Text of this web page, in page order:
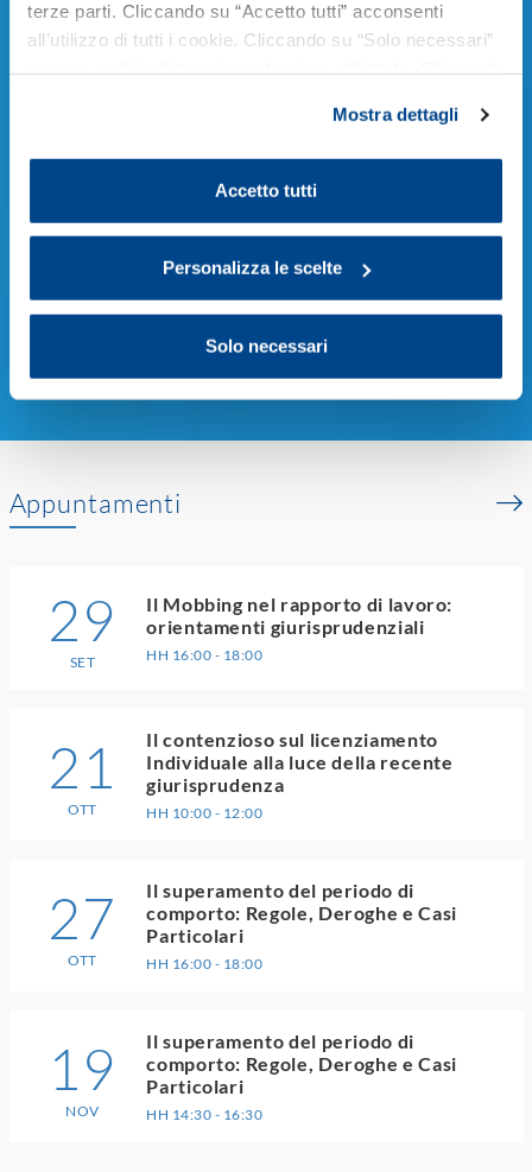
terze parti. Cliccando su “Accetto tutti” acconsenti
all’utilizzo di tutti i cookie. Cliccando su “Solo necessari”
propria volontà in relazione a ciascuna categoria di
cookie del sito. Per ulteriori informazioni consulta la
Mostra dettagli
Accetto tutti
Personalizza le scelte
Solo necessari
CCNL Tessili e abbigliamento CCNL Tessili vari
CCNL Vetro CCNL Videofonografici
Contrattazione di secondo livello
Legislazione del lavoro
Appuntamenti
29
SET
Il Mobbing nel rapporto di lavoro:
orientamenti giurisprudenziali
HH 16:00 - 18:00
21
OTT
Il contenzioso sul licenziamento
Individuale alla luce della recente
giurisprudenza
HH 10:00 - 12:00
27
OTT
Il superamento del periodo di
comporto: Regole, Deroghe e Casi
Particolari
HH 16:00 - 18:00
19
NOV
Il superamento del periodo di
comporto: Regole, Deroghe e Casi
Particolari
HH 14:30 - 16:30